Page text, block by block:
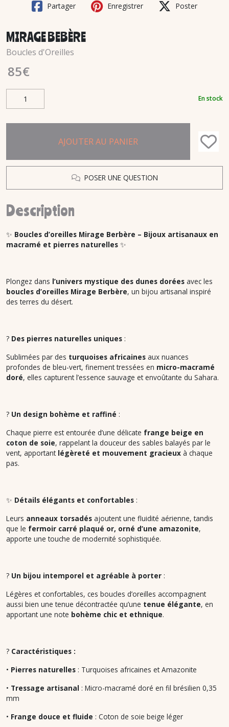
Partager Enregistrer Poster
MIRAGE BEBÈRE
Boucles d'Oreilles
85€
En stock
AJOUTER AU PANIER
POSER UNE QUESTION
Description
✨ Boucles d’oreilles Mirage Berbère – Bijoux artisanaux en
macramé et pierres naturelles ✨
Plongez dans l’univers mystique des dunes dorées avec les
boucles d’oreilles Mirage Berbère, un bijou artisanal inspiré
des terres du désert.
? Des pierres naturelles uniques :
Sublimées par des turquoises africaines aux nuances
profondes de bleu-vert, finement tressées en micro-macramé
doré, elles capturent l’essence sauvage et envoûtante du Sahara.
? Un design bohème et raffiné :
Chaque pierre est entourée d’une délicate frange beige en
coton de soie, rappelant la douceur des sables balayés par le
vent, apportant légèreté et mouvement gracieux à chaque
pas.
✨ Détails élégants et confortables :
Leurs anneaux torsadés ajoutent une fluidité aérienne, tandis
que le fermoir carré plaqué or, orné d’une amazonite,
apporte une touche de modernité sophistiquée.
? Un bijou intemporel et agréable à porter :
Légères et confortables, ces boucles d’oreilles accompagnent
aussi bien une tenue décontractée qu’une tenue élégante, en
apportant une note bohème chic et ethnique.
? Caractéristiques :
• Pierres naturelles : Turquoises africaines et Amazonite
• Tressage artisanal : Micro-macramé doré en fil brésilien 0,35
mm
• Frange douce et fluide : Coton de soie beige léger